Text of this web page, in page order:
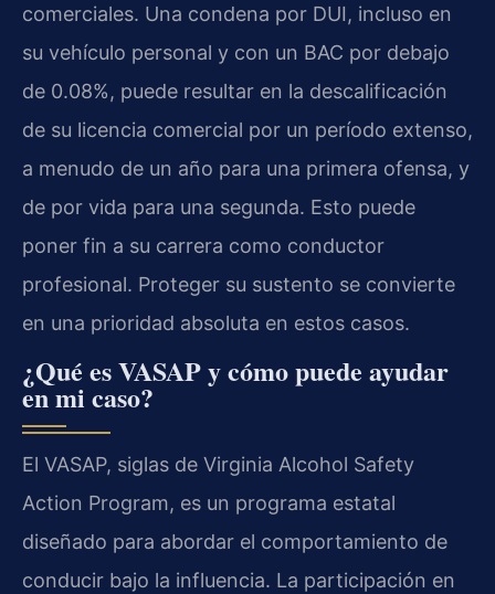
comerciales. Una condena por DUI, incluso en
su vehículo personal y con un BAC por debajo
de 0.08%, puede resultar en la descalificación
de su licencia comercial por un período extenso,
a menudo de un año para una primera ofensa, y
de por vida para una segunda. Esto puede
poner fin a su carrera como conductor
profesional. Proteger su sustento se convierte
en una prioridad absoluta en estos casos.
¿Qué es VASAP y cómo puede ayudar
en mi caso?
El VASAP, siglas de Virginia Alcohol Safety
Action Program, es un programa estatal
diseñado para abordar el comportamiento de
conducir bajo la influencia. La participación en